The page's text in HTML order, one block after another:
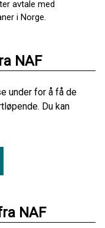
avtale med
i Norge.
NAF
under for å få de
Du kan
NAF